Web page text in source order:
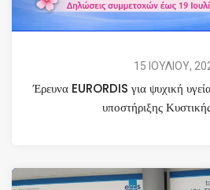
15 ΙΟΥΛΙΟΥ,
Έρευνα EURORDIS για ψυχική
υποστήριξης